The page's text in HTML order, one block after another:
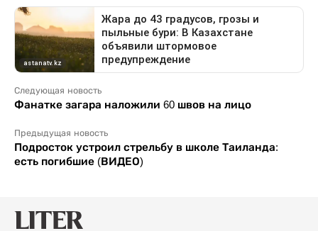
Следующая новость
Фанатке загара наложили 60 швов на лицо
Предыдущая новость
Подросток устроил стрельбу в школе Таиланда:
есть погибшие (ВИДЕО)